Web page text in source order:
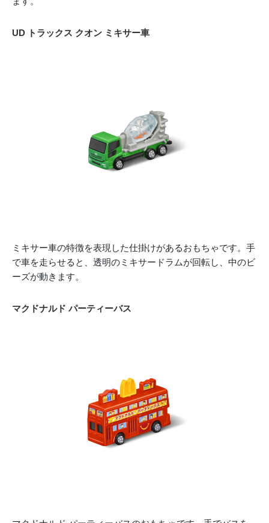
UD トラックス クオン ミキサー車
ミキサー車の特徴を表現した仕掛けがあるおもちゃです。手
で車を走らせると、透明のミキサードラムが回転し、中のビ
ーズが動きます。
マクドナルド パーティーバス